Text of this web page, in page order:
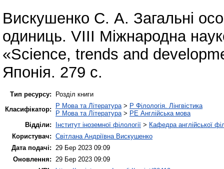
Вискушенко С. А. Загальні
одиниць. VIII Міжнародна
«Science, trends and
Японія. 279 с.
Тип ресурсу:
Розділ книги
Класифікатор:
P Мова та Література > P Філологія. Лінгвістика
P Мова та Література > PE Англійська мова
Відділи:
Інститут іноземної філології > Кафедра англійської
Користувач: Світлана Андріївна Вискушенко
Дата подачі:
29 Бер 2023 09:09
Оновлення:
29 Бер 2023 09:09